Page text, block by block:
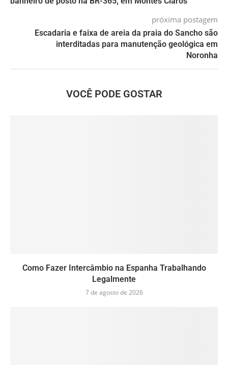
próxima postagem
Escadaria e faixa de areia da praia do Sancho são
interditadas para manutenção geológica em
Noronha
VOCÊ PODE GOSTAR
Como Fazer Intercâmbio na Espanha Trabalhando
Legalmente
7 de agosto de 2026